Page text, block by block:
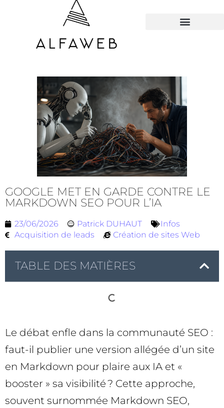
GOOGLE MET EN GARDE CONTRE LE
MARKDOWN SEO POUR L’IA
23/06/2026 Patrick DUHAUT
Infos
Acquisition de leads
Création de sites Web
TABLE DES MATIÈRES
Le débat enfle dans la communauté SEO :
faut-il publier une version allégée d’un site
en Markdown pour plaire aux IA et «
booster » sa visibilité ? Cette approche,
souvent surnommée Markdown SEO,